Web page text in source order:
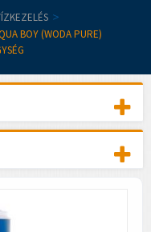
>
BOY (WODA PURE)